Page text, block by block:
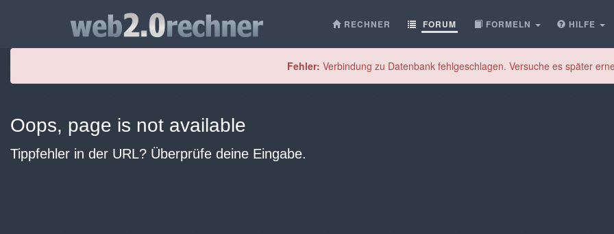
RECHNER FORUM FORMELN HILFE
Fehler: Verbindung zu Datenbank fehlgeschlagen. Versuche es später
Oops, page is not available
Tippfehler in der URL? Überprüfe deine Eingabe.